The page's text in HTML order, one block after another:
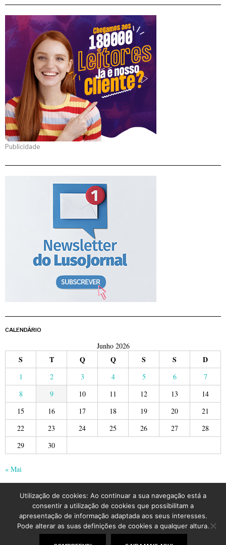
Publicidade
CALENDÁRIO
Junho 2026
S T Q Q S S D
1 2 3 4 5 6
7
8
9 10 11 12 13
14
15
16 17 18 19 20
21
22
23 24 25 26 27
28
29
30
« Mai
©2026LusoJornal | Todos os direitos reservados
Utilização de cookies: Ao continuar a sua navegação está a
consentir a utilização de cookies que possibilitam a
apresentação de informação adaptada aos seus interesses.
Pode alterar as suas definições de cookies a qualquer altura.